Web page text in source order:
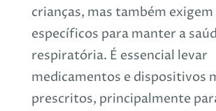
crianças, mas também
específicos para manter a
respiratória. É essencial levar
medicamentos e dispositivos
prescritos, principalmente